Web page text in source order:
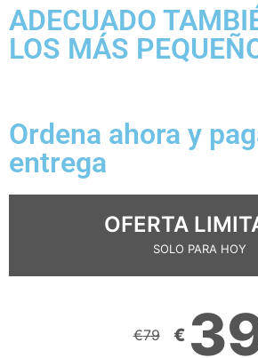
ADECUADO
LOS MÁS
Ordena ahora y
entrega
OFERTA
SOLO PARA HOY
€79 €